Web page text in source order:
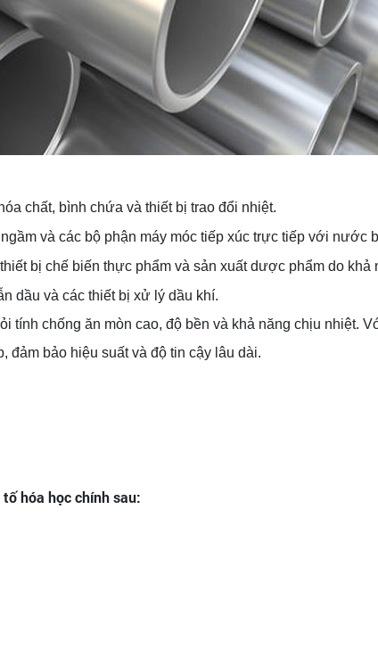
chất, bình chứa và thiết bị trao đổi nhiệt.
và các bộ phận máy móc tiếp xúc trực tiếp với nước
bị chế biến thực phẩm và sản xuất dược phẩm do khả
dầu và các thiết bị xử lý dầu khí.
chống ăn mòn cao, độ bền và khả năng chịu nhiệt.
đảm bảo hiệu suất và độ tin cậy lâu dài.
hóa học chính sau: